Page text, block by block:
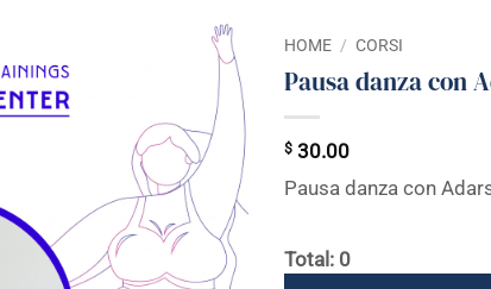
HOME / CORSI
Pausa danza con
$ 30.00
Pausa danza con
Total: 0